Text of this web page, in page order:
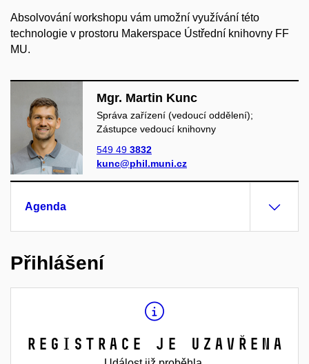
Absolvování workshopu vám umožní využívání této
technologie v prostoru Makerspace Ústřední knihovny FF
MU.
Mgr. Martin Kunc
Správa zařízení (vedoucí oddělení);
Zástupce vedoucí knihovny
549 49 3832
kunc@phil.muni.cz
Agenda
Přihlášení
Registrace je uzavřena